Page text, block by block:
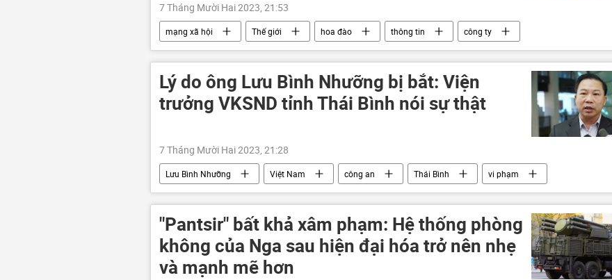
7 Tháng Mười Hai 2023, 21:53
mạng xã hội Thế giới hoa đào thông tin công ty
Lý do ông Lưu Bình Nhưỡng bị bắt: Viện
trưởng VKSND tỉnh Thái Bình nói sự thật
7 Tháng Mười Hai 2023, 21:28
Lưu Bình Nhưỡng Việt Nam công an Thái Bình
vi phạm
Hà Nội
Pháp luật Đảng Cộng sản Việt Nam
"Pantsir" bất khả xâm phạm: Hệ thống phòng
không của Nga sau hiện đại hóa trở nên nhẹ
và mạnh mẽ hơn